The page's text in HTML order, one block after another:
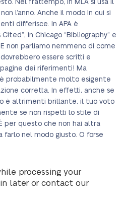
Nel frattempo, in MLA si usa il
l’anno. Anche il modo in cui si
differisce. In APA è
Cited”, in Chicago “Bibliography” e
non parliamo nemmeno di come
essere scritti e
dei riferimenti! Ma
probabilmente molto esigente
corretta. In effetti, anche se
è altrimenti brillante, il tuo voto
se non rispetti lo stile di
per questo che non hai altra
nel modo giusto. O forse
processing your
later or contact our